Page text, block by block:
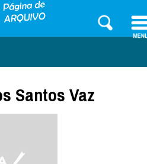
Santos Vaz